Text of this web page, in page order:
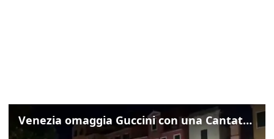
Venezia omaggia Guccini con una Cantata Anarchica in campo Santa Margherita